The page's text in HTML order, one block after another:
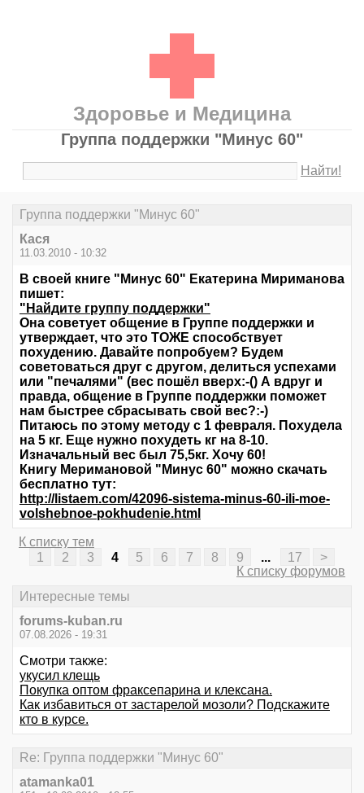
Здоровье и Медицина
Группа поддержки "Минус 60"
Найти!
Группа поддержки "Минус 60"
Кася
11.03.2010 - 10:32
В своей книге "Минус 60" Екатерина Мириманова
пишет:
"Найдите группу поддержки"
Она советует общение в Группе поддержки и
утверждает, что это ТОЖЕ способствует
похудению. Давайте попробуем? Будем
советоваться друг с другом, делиться успехами
или "печалями" (вес пошёл вверх:-() А вдруг и
правда, общение в Группе поддержки поможет
нам быстрее сбрасывать свой вес?:-)
Питаюсь по этому методу с 1 февраля. Похудела
на 5 кг. Еще нужно похудеть кг на 8-10.
Изначальный вес был 75,5кг. Хочу 60!
Книгу Меримановой "Минус 60" можно скачать
бесплатно тут:
http://listaem.com/42096-sistema-minus-60-ili-moe-
volshebnoe-pokhudenie.html
К списку тем
1
2 3 4 5 6 7 8 9 17
>
К списку форумов
Интересные темы
forums-kuban.ru
07.08.2026 - 19:31
Смотри также:
укусил клещь
Покупка оптом фраксепарина и клексана.
Как избавиться от застарелой мозоли? Подскажите
кто в курсе.
Re: Группа поддержки "Минус 60"
atamanka01